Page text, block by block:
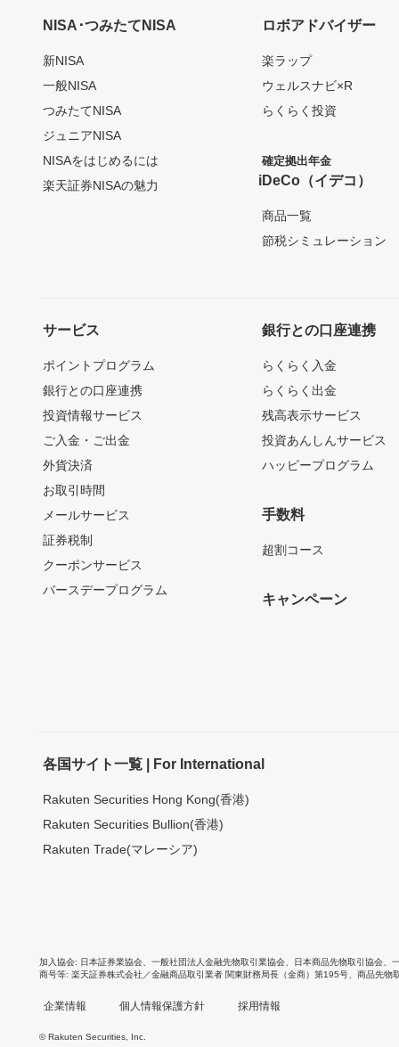
NISA･つみたてNISA
新NISA
一般NISA
つみたてNISA
ジュニアNISA
NISAをはじめるには
楽天証券NISAの魅力
ロボアドバイザー
楽ラップ
ウェルスナビ×R
らくらく投資
確定拠出年金
iDeCo（イデコ）
商品一覧
節税シミュレーション
サービス
ポイントプログラム
銀行との口座連携
投資情報サービス
ご入金・ご出金
外貨決済
お取引時間
メールサービス
証券税制
クーポンサービス
バースデープログラム
銀行との口座連携
らくらく入金
らくらく出金
残高表示サービス
投資あんしんサービス
ハッピープログラム
手数料
超割コース
キャンペーン
各国サイト一覧 | For International
Rakuten Securities Hong Kong(香港)
Rakuten Securities Bullion(香港)
Rakuten Trade(マレーシア)
加入協会 日本証券業協会 一般社団法人金融先物取引業協会 日本商品先物取引協会
商号等 楽天証券株式会社／金融商品取引業者 関東財務局長（金商）第195号、商品先物
企業情報 個人情報保護方針 採用情報
© Rakuten Securities, Inc.